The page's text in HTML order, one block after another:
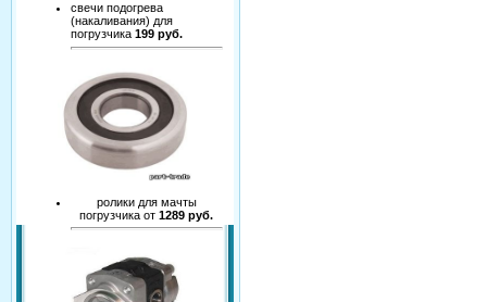
свечи подогрева
(накаливания) для
погрузчика 199 руб.
ролики для мачты
погрузчика от1289 руб.